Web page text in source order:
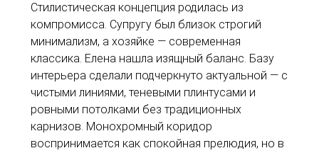
Стилистическая концепция родилась из
компромисса. Супругу был близок строгий
минимализм, а хозяйке — современная
классика. Елена нашла изящный баланс. Базу
интерьера сделали подчеркнуто актуальной — с
чистыми линиями, теневыми плинтусами и
ровными потолками без традиционных
карнизов. Монохромный коридор
воспринимается как спокойная прелюдия, но в